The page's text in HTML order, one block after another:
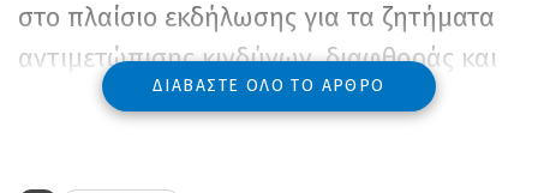
στο πλαίσιο εκδήλωσης για τα ζητήματα
αντιμετώπισης κινδύνων, διαφθοράς και
παραβατικότητας στον τομέα της
ΔΙΑΒΆΣΤΕ ΌΛΟ ΤΟ ΆΡΘΡΟ